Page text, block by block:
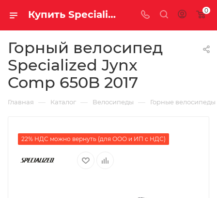
Купить Specialized Jynx Comp 650B 2017 за рублей, а со скидкой 0
Горный велосипед
Specialized Jynx
Comp 650B 2017
Главная — Каталог — Велосипеды — Горные велосипеды
22% НДС можно вернуть (для ООО и ИП с НДС)